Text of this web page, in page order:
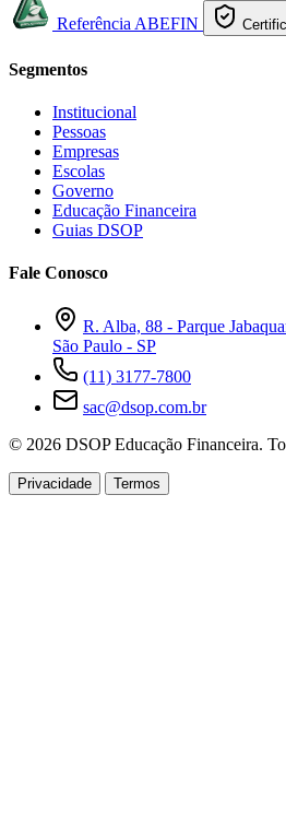
Referência ABEFIN
Segmentos
Institucional
Pessoas
Empresas
Escolas
Governo
Educação Financeira
Guias DSOP
Fale Conosco
R. Alba, 88 - Parque
São Paulo - SP
(11) 3177-7800
sac@dsop.com.br
© 2026 DSOP Educação Financeira.
Privacidade Termos